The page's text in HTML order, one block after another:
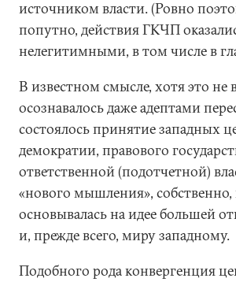
источником власти. (Ровно
попутно, действия ГКЧП
нелегитимными, в том числе в
В известном смысле, хотя это не
осознавалось даже адептами
состоялось принятие западных
демократии, правового
ответственной (подотчетной)
«нового мышления», собственно,
основывалась на идее большей
и, прежде всего, миру западному.
Подобного рода конвергенция